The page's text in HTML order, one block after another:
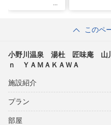
このペ
小野川温泉 湯杜 匠味庵 山
ｎ ＹＡＭＡＫＡＷＡ
施設紹介
プラン
部屋